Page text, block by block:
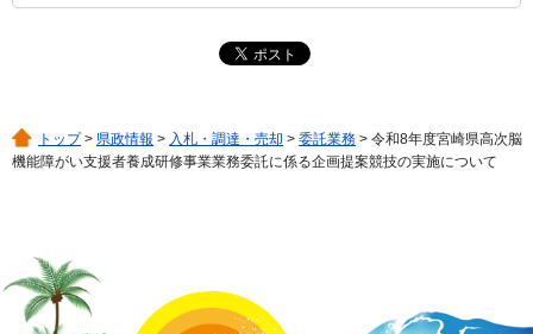
トップ> 県政情報 > 入札・調達・売却 > 委託業務 > 令和8年度宮崎県高次脳
機能障がい支援者養成研修事業業務委託に係る企画提案競技の実施について